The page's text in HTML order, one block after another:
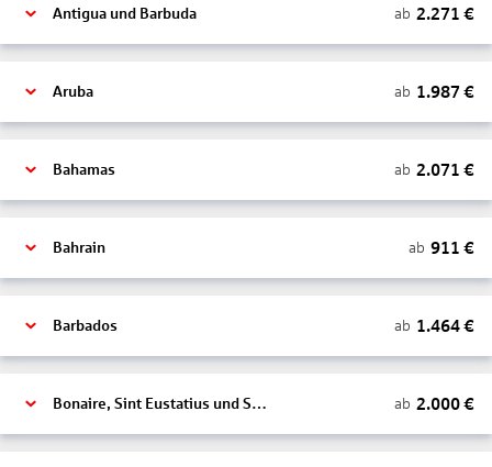
Antigua und Barbuda ab 2.271 €
Aruba ab 1.987 €
Bahamas ab 2.071 €
Bahrain ab 911 €
Barbados ab 1.464€
Bonaire, Sint Eustatius und Saba ab 2.000€